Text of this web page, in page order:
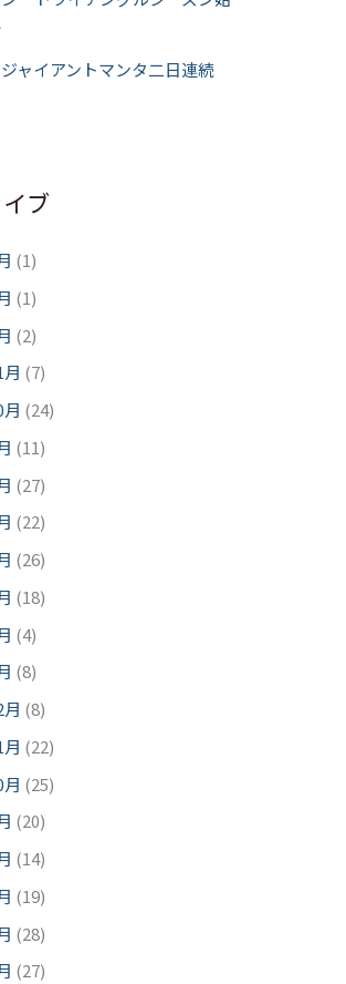
ャイアントマンタ二日連続
ブ
(1)
(1)
(2)
(7)
(24)
(11)
(27)
(22)
(26)
(18)
(4)
(8)
(8)
(22)
(25)
(20)
(14)
(19)
(28)
(27)